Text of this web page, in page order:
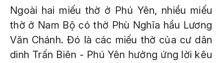
Ngoài hai miếu thờ ở Phú Yên, nhiều miếu
thờ ở Nam Bộ có thờ Phù Nghĩa hầu Lương
Văn Chánh. Đó là các miếu thờ của cư dân
dinh Trấn Biên - Phú Yên hưởng ứng lời kêu